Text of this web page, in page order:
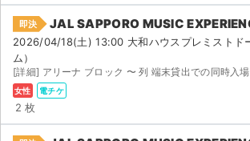
チケットジャム運営会社
チケットジャム利用規約
プライバシーポリシー
特定商取引法に基づく表記
即決 JAL SAPPORO MUSIC
2026/04/18(土) 13:00 大和ハウスプレミストド
ム）
女性 電チケ
2 枚